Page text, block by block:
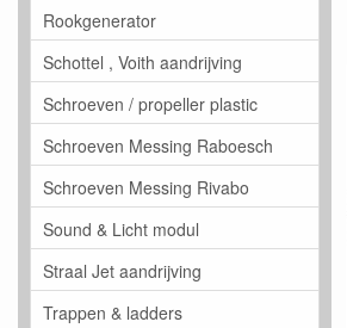
Rookgenerator
Schottel , Voith aandrijving
Schroeven / propeller plastic
Schroeven Messing Raboesch
Schroeven Messing Rivabo
Sound & Licht modul
Straal Jet aandrijving
Trappen & ladders